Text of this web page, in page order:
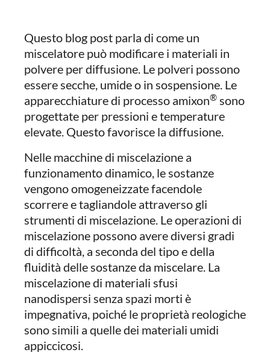
Questo blog post parla di come un
miscelatore può modificare i materiali in
polvere per diffusione. Le polveri possono
essere secche, umide o in sospensione. Le
apparecchiature di processo amixon® sono
progettate per pressioni e temperature
elevate. Questo favorisce la diffusione.
Nelle macchine di miscelazione a
funzionamento dinamico, le sostanze
vengono omogeneizzate facendole
scorrere e tagliandole attraverso gli
strumenti di miscelazione. Le operazioni di
miscelazione possono avere diversi gradi
di difficoltà, a seconda del tipo e della
fluidità delle sostanze da miscelare. La
miscelazione di materiali sfusi
nanodispersi senza spazi morti è
impegnativa, poiché le proprietà reologiche
sono simili a quelle dei materiali umidi
appiccicosi.